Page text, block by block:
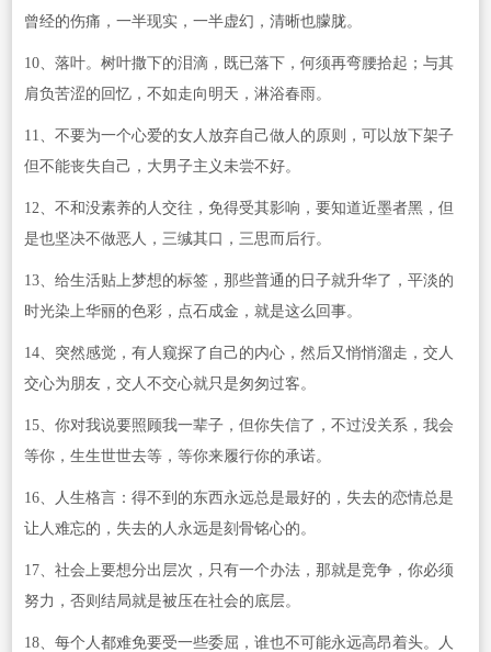
曾经的伤痛，一半现实，一半虚幻，清晰也朦胧。
10、落叶。树叶撒下的泪滴，既已落下，何须再弯腰拾起；与其
肩负苦涩的回忆，不如走向明天，淋浴春雨。
11、不要为一个心爱的女人放弃自己做人的原则，可以放下架子
但不能丧失自己，大男子主义未尝不好。
12、不和没素养的人交往，免得受其影响，要知道近墨者黑，但
是也坚决不做恶人，三缄其口，三思而后行。
13、给生活贴上梦想的标签，那些普通的日子就升华了，平淡的
时光染上华丽的色彩，点石成金，就是这么回事。
14、突然感觉，有人窥探了自己的内心，然后又悄悄溜走，交人
交心为朋友，交人不交心就只是匆匆过客。
15、你对我说要照顾我一辈子，但你失信了，不过没关系，我会
等你，生生世世去等，等你来履行你的承诺。
16、人生格言：得不到的东西永远总是最好的，失去的恋情总是
让人难忘的，失去的人永远是刻骨铭心的。
17、社会上要想分出层次，只有一个办法，那就是竞争，你必须
努力，否则结局就是被压在社会的底层。
18、每个人都难免要受一些委屈，谁也不可能永远高昂着头。人